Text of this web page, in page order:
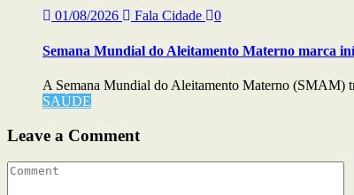
01/08/2026 Fala Cidade 0
Semana Mundial do Aleitamento Materno marca
A Semana Mundial do Aleitamento Materno (SMAM)
SAÚDE
Leave a Comment